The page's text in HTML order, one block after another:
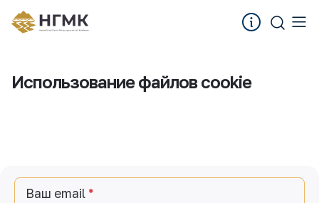
Использование файлов cookie
Ваш email